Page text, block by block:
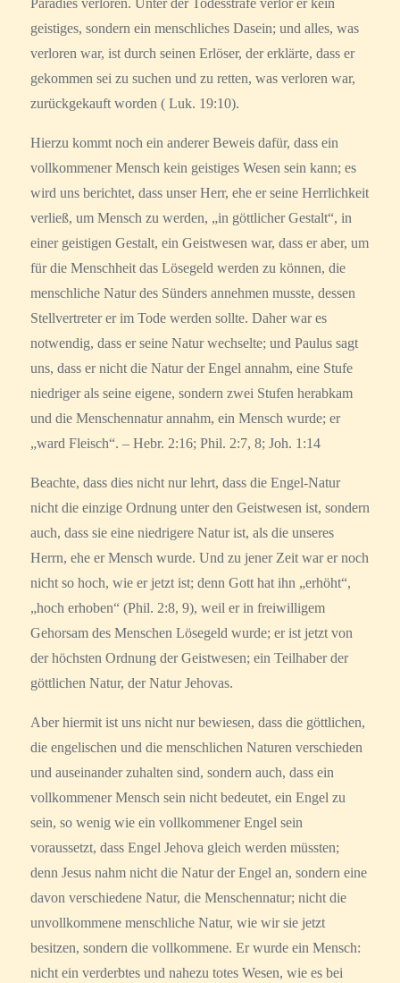
Paradies verloren. Unter der Todesstrafe verlor er kein
geistiges, sondern ein menschliches Dasein; und alles, was
verloren war, ist durch seinen Erlöser, der erklärte, dass er
gekommen sei zu suchen und zu retten, was verloren war,
zurückgekauft worden ( Luk. 19:10).
Hierzu kommt noch ein anderer Beweis dafür, dass ein
vollkommener Mensch kein geistiges Wesen sein kann; es
wird uns berichtet, dass unser Herr, ehe er seine Herrlichkeit
verließ, um Mensch zu werden, „in göttlicher Gestalt“, in
einer geistigen Gestalt, ein Geistwesen war, dass er aber, um
für die Menschheit das Lösegeld werden zu können, die
menschliche Natur des Sünders annehmen musste, dessen
Stellvertreter er im Tode werden sollte. Daher war es
notwendig, dass er seine Natur wechselte; und Paulus sagt
uns, dass er nicht die Natur der Engel annahm, eine Stufe
niedriger als seine eigene, sondern zwei Stufen herabkam
und die Menschennatur annahm, ein Mensch wurde; er
„ward Fleisch“. – Hebr. 2:16; Phil. 2:7, 8; Joh. 1:14
Beachte, dass dies nicht nur lehrt, dass die Engel-Natur
nicht die einzige Ordnung unter den Geistwesen ist, sondern
auch, dass sie eine niedrigere Natur ist, als die unseres
Herrn, ehe er Mensch wurde. Und zu jener Zeit war er noch
nicht so hoch, wie er jetzt ist; denn Gott hat ihn „erhöht“,
„hoch erhoben“ (Phil. 2:8, 9), weil er in freiwilligem
Gehorsam des Menschen Lösegeld wurde; er ist jetzt von
der höchsten Ordnung der Geistwesen; ein Teilhaber der
göttlichen Natur, der Natur Jehovas.
Aber hiermit ist uns nicht nur bewiesen, dass die göttlichen,
die engelischen und die menschlichen Naturen verschieden
und auseinander zuhalten sind, sondern auch, dass ein
vollkommener Mensch sein nicht bedeutet, ein Engel zu
sein, so wenig wie ein vollkommener Engel sein
voraussetzt, dass Engel Jehova gleich werden müssten;
denn Jesus nahm nicht die Natur der Engel an, sondern eine
davon verschiedene Natur, die Menschennatur; nicht die
unvollkommene menschliche Natur, wie wir sie jetzt
besitzen, sondern die vollkommene. Er wurde ein Mensch:
nicht ein verderbtes und nahezu totes Wesen, wie es bei